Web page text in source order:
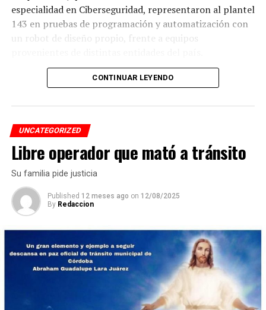
especialidad en Ciberseguridad, representaron al plantel
143 en pruebas de programación y automatización con
un robot de diseño propio, frente a equipos
El desempeño mostrado por los jóvenes les permitió
tendrá lugar los días 5 y 6 de septiembre en Cancún,
Quintana Roo.
De obtener resultados favorables en esa etapa, el equipo
tendría la posibilidad de representar a México en la final
internacional de la WRO, que se efectuará en Costa Rica.
CONTINUAR LEYENDO
UNCATEGORIZED
Libre operador que mató a tránsito
Su familia pide justicia
Published 12 meses ago on 12/08/2025
By Redaccion